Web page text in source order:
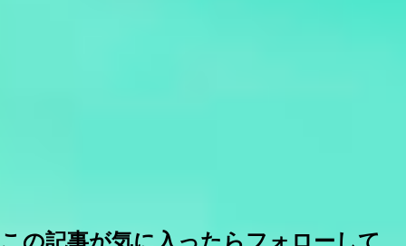
この記事が気に入ったらフォローして